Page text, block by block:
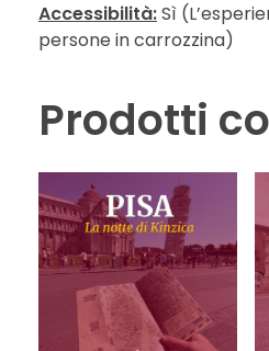
Accessibilità:Sì
persone in carrozzina)
Prodotti